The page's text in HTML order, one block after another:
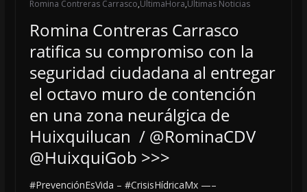
Romina Contreras Carrasco,ÚltimaHora,Últimas Noticias
Romina Contreras Carrasco
ratifica su compromiso con la
seguridad ciudadana al entregar
el octavo muro de contención
en una zona neurálgica de
Huixquilucan / @RominaCDV
@HuixquiGob >>>
#PrevenciónEsVida – #CrisisHídricaMx —–